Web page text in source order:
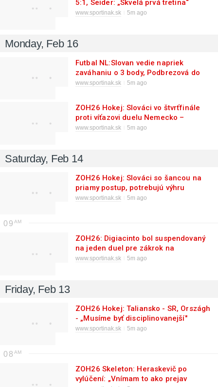
5:1, Seider: „Skvelá prvá tretina“
www.sportinak.sk 5m ago
Monday, Feb 16
Futbal NL:Slovan vedie napriek
zaváhaniu o 3 body, Podbrezová do
skupiny o titul
www.sportinak.sk 5m ago
ZOH26 Hokej: Slováci vo štvrťfinále
proti víťazovi duelu Nemecko –
Francúzsko
www.sportinak.sk 5m ago
Saturday, Feb 14
ZOH26 Hokej: Slováci so šancou na
priamy postup, potrebujú výhru
Fínska
www.sportinak.sk 5m ago
09
ZOH26: Digiacinto bol suspendovaný
na jeden duel pre zákrok na
Fehérváryho
www.sportinak.sk 5m ago
Friday, Feb 13
ZOH26 Hokej: Taliansko - SR, Országh
- „Musíme byť disciplinovanejší"
www.sportinak.sk 5m ago
08
ZOH26 Skeleton: Heraskevič po
vylúčení: „Vnímam to ako prejav